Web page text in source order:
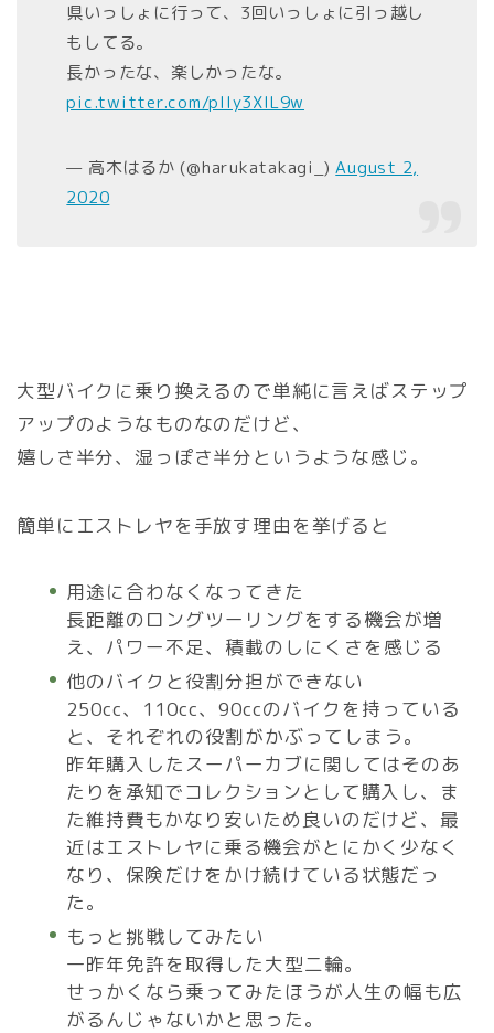
県いっしょに行って、3回いっしょに引っ越し
もしてる。
長かったな、楽しかったな。
pic.twitter.com/plIy3XIL9w
— 高木はるか (@harukatakagi_)August 2,
2020
大型バイクに乗り換えるので単純に言えばステップ
アップのようなものなのだけど、
嬉しさ半分、湿っぽさ半分というような感じ。
簡単にエストレヤを手放す理由を挙げると
用途に合わなくなってきた
長距離のロングツーリングをする機会が増
え、パワー不足、積載のしにくさを感じる
他のバイクと役割分担ができない
250cc、110cc、90ccのバイクを持っている
と、それぞれの役割がかぶってしまう。
昨年購入した スーパーカブに関してはそのあ
たりを承知でコレクションとして購入し、ま
た維持費もかなり安いため良いのだけど、最
近はエス トレヤに乗る機会がとにかく少なく
なり、保険だけをかけ続けている状態だっ
た。
もっと挑戦してみたい
一昨年免許を取得した大型二輪。
せっかくなら乗ってみたほうが人生の幅も広
がるんじゃないかと思った。